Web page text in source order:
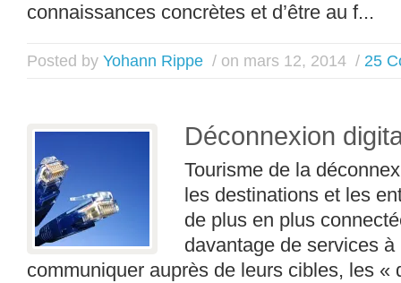
connaissances concrètes et d’être au f...
Posted by Yohann Rippe / on mars 12, 2014 / 25
Déconnexion
Tourisme de la
les destinations et les
de plus en plus
davantage de services
communiquer auprès de leurs cibles, les «